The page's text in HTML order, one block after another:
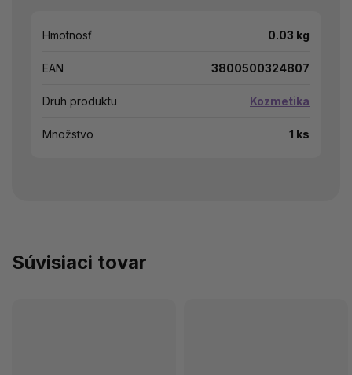
Hmotnosť 0.03 kg
EAN 3800500324807
Druh produktu Kozmetika
Množstvo 1 ks
Súvisiaci tovar